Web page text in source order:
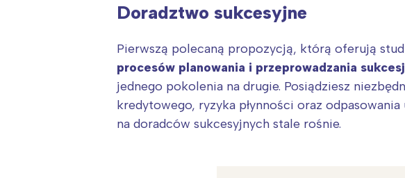
Doradztwo sukcesyjne
Pierwszą polecaną propozycją, którą oferują
procesów planowania i przeprowadzania
jednego pokolenia na drugie. Posiądziesz
kredytowego, ryzyka płynności oraz
na doradców sukcesyjnych stale rośnie.